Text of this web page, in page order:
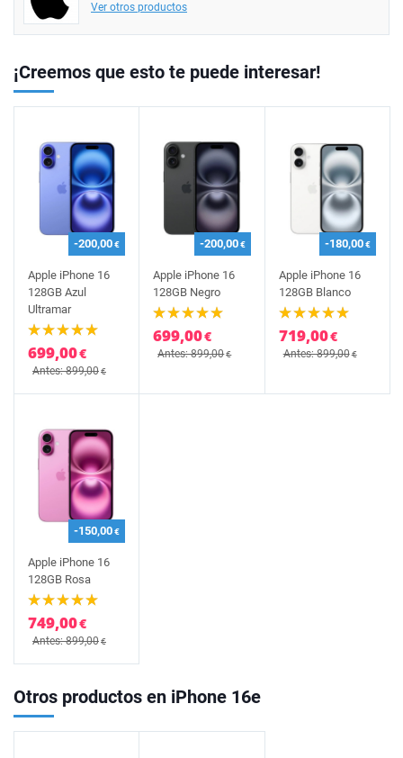
Ver otros productos
¡Creemos que esto te puede interesar!
-200,00€
Apple iPhone 16
128GB Azul
Ultramar
699,00€
Antes: 899,00€
-200,00€
Apple iPhone 16
128GB Negro
699,00€
Antes: 899,00€
-180,00€
Apple iPhone 16
128GB Blanco
719,00€
Antes: 899,00€
-150,00€
Apple iPhone 16
128GB Rosa
749,00€
Antes: 899,00€
Otros productos en iPhone 16e